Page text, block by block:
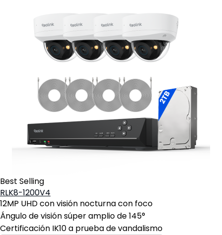
Best Selling
RLK8-1200V4
12MP UHD con visión nocturna con foco
Ángulo de visión súper amplio de 145°
Certificación IK10 a prueba de vandalismo